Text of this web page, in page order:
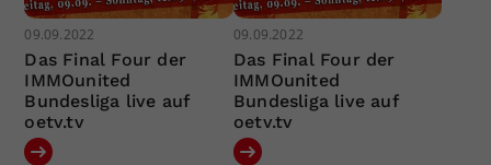
09.09.2022
Das Final Four der
IMMOunited
Bundesliga live auf
oetv.tv
09.09.2022
Das Final Four der
IMMOunited
Bundesliga live auf
oetv.tv